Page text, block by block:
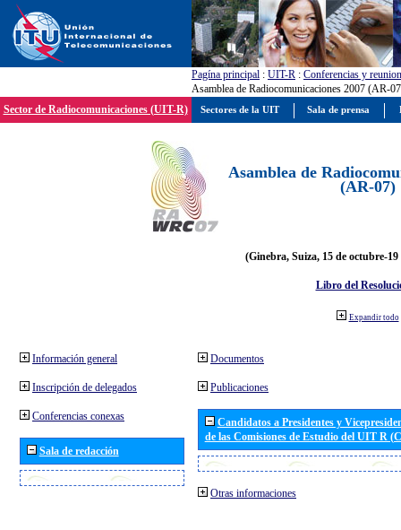
Pagína principal : UIT-R : Conferencias y
Asamblea de Radiocomunicaciones 2007 (AR-
Sector de Radiocomunicaciones (UIT-R)
Asamblea de
(AR-07)
(Ginebra, Suiza, 15 de octubre-19
Libro del
Expandir todo
Información general
Inscripción de delegados
Conferencias conexas
Sala de redacción
Documentos
Publicaciones
Candidatos a Presidentes y
de las Comisiones de Estudio del UIT R
Otras informaciones
Sectores de la UIT Sala de prensa